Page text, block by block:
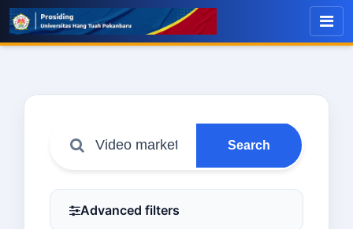
Search
Advanced filters